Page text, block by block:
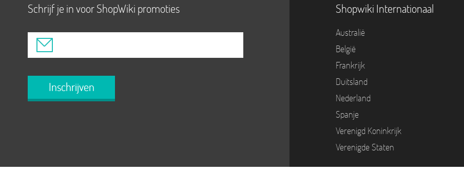
Schrijf je in voor ShopWiki promoties
Inschrijven
Shopwiki Internationaal
Australië
België
Frankrijk
Duitsland
Nederland
Spanje
Verenigd Koninkrijk
Verenigde Staten